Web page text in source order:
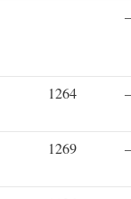
–
1264 –
1269 –